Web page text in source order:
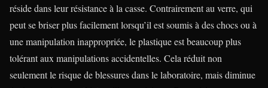
réside dans leur résistance à la casse. Contrairement au verre, qui
peut se briser plus facilement lorsqu’il est soumis à des chocs ou à
une manipulation inappropriée, le plastique est beaucoup plus
tolérant aux manipulations accidentelles. Cela réduit non
seulement le risque de blessures dans le laboratoire, mais diminue